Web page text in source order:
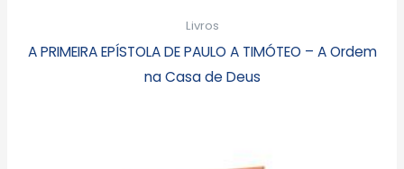
Livros
A PRIMEIRA EPÍSTOLA DE PAULO A TIMÓTEO – A Ordem
na Casa de Deus